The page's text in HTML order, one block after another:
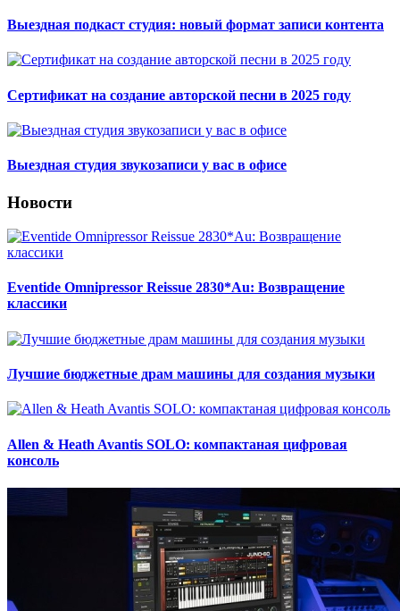
Выездная подкаст студия: новый формат записи контента
Сертификат на создание авторской песни в 2025 году
Выездная студия звукозаписи у вас в офисе
Новости
Eventide Omnipressor Reissue 2830*Au: Возвращение
классики
Лучшие бюджетные драм машины для создания музыки
Allen & Heath Avantis SOLO: компактаная цифровая
консоль